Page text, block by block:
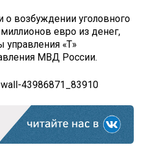
возбуждении уголовного
евро из денег,
управления «Т»
МВД России.
43986871_83910